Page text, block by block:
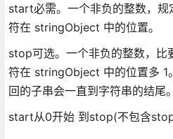
start必需。一个非负的整数，规
符在 stringObject 中的位置。
stop可选。一个非负的整数，比
符在 stringObject 中的位置多 1
回的子串会一直到字符串的结尾。
start从0开始 到stop(不包含